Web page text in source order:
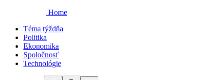
Home
Téma týždňa
Politika
Ekonomika
Spoločnosť
Technológie